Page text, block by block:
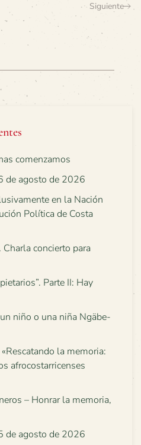
Siguiente
comenzamos
de agosto de 2026
en la Nación
Política de Costa
Charla concierto para
Parte II: Hay
niño o una niña Ngäbe-
la memoria:
afrocostarricenses
– Honrar la memoria,
de agosto de 2026